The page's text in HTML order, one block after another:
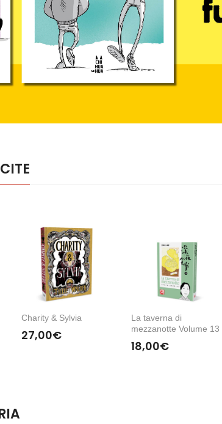
UN POLPO ALLA
DODICI
Charity & Sylvia
27,00€
La taverna di
mezzanotte Volume 13
18,00€